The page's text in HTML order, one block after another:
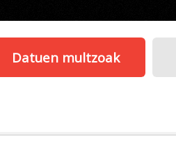
Datuen multzoak